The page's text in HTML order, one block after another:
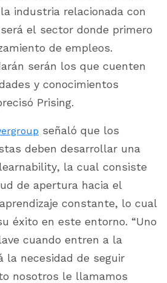
industria relacionada con
el sector donde primero
de empleos.
serán los que cuenten
y conocimientos
Prising.
señaló que los
deben desarrollar una
learnability, la cual consiste
de apertura hacia el
constante, lo cual
éxito en este entorno. “Uno
cuando entren a la
la necesidad de seguir
nosotros le llamamos